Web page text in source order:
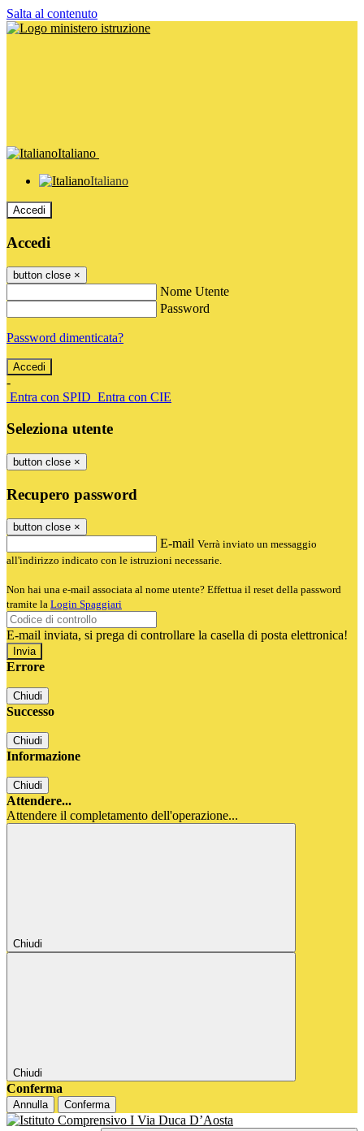
Salta al contenuto
Italiano
Italiano
Accedi
Accedi
button close ×
Nome Utente
Password
Password dimenticata?
-
Entra con SPID Entra con CIE
Seleziona utente
button close ×
Recupero password
button close ×
E-mail Verrà inviato un messaggio
all'indirizzo indicato con le istruzioni necessarie.
Non hai una e-mail associata al nome utente? Effettua il reset della password
tramite la Login Spaggiari
E-mail inviata, si prega di controllare la casella di posta elettronica!
Errore
Chiudi
Successo
Chiudi
Informazione
Chiudi
Attendere...
Attendere il completamento dell'operazione...
Chiudi
Chiudi
Conferma
Annulla Conferma